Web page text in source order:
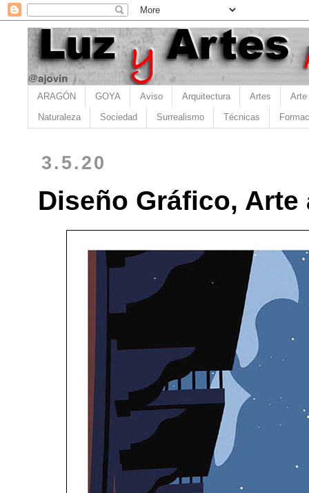
ARAGÓN GOYA Aviso Arquitectura Artes Arte
Naturaleza Sociedad Surrealismo Técnicas
3.5.20
Diseño Gráfico,